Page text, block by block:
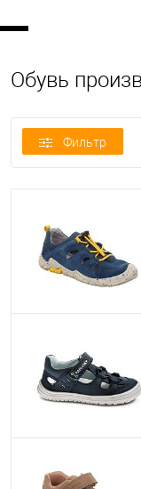
Обувь
Фильтр